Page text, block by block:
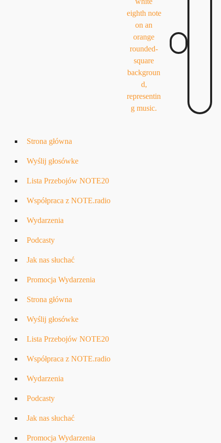
Strona główna
Wyślij głosówke
Lista Przebojów NOTE20
Współpraca z NOTE.radio
Wydarzenia
Podcasty
Jak nas słuchać
Promocja Wydarzenia
Strona główna
Wyślij głosówke
Lista Przebojów NOTE20
Współpraca z NOTE.radio
Wydarzenia
Podcasty
Jak nas słuchać
Promocja Wydarzenia